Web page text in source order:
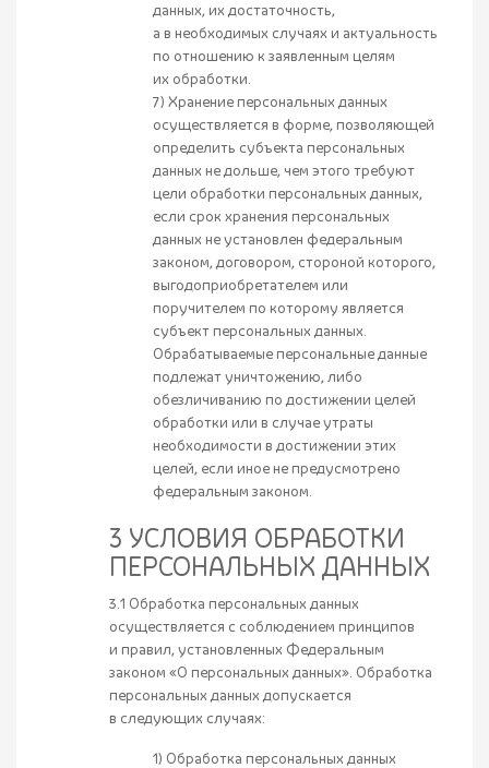
данных, их достаточность,
а в необходимых случаях и актуальность
по отношению к заявленным целям
их обработки.
7) Хранение персональных данных
осуществляется в форме, позволяющей
определить субъекта персональных
данных не дольше, чем этого требуют
цели обработки персональных данных,
если срок хранения персональных
данных не установлен федеральным
законом, договором, стороной которого,
выгодоприобретателем или
поручителем по которому является
субъект персональных данных.
Обрабатываемые персональные данные
подлежат уничтожению, либо
обезличиванию по достижении целей
обработки или в случае утраты
необходимости в достижении этих
целей, если иное не предусмотрено
федеральным законом.
3 УСЛОВИЯ ОБРАБОТКИ
ПЕРСОНАЛЬНЫХ ДАННЫХ
3.1 Обработка персональных данных
осуществляется с соблюдением принципов
и правил, установленных Федеральным
законом «О персональных данных». Обработка
персональных данных допускается
в следующих случаях:
1) Обработка персональных данных